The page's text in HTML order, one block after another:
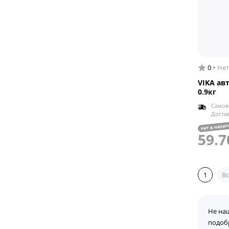
0
VIKA
0.9кг
нет в
1
Не